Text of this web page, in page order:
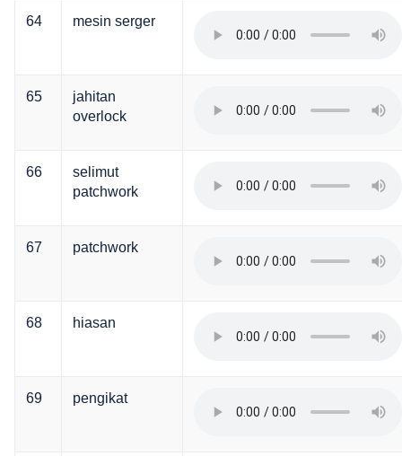
64 mesin serger
65
jahitan
overlock
66
selimut
patchwork
67 patchwork
68 hiasan
69 pengikat